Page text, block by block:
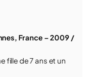
France – 2009 /
fille de 7 ans et un